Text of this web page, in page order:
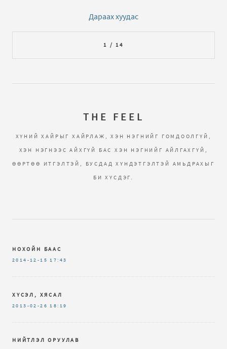
Дараах хуудас
1 / 14
THE FEEL
ХҮНИЙ ХАЙРЫГ ХАЙРЛАЖ, ХЭН НЭГНИЙГ ГОМДООЛГҮЙ,
ХЭН НЭГНЭЭС АЙХГҮЙ БАС ХЭН НЭГНИЙГ АЙЛГАХГҮЙ,
ӨӨРТӨӨ ИТГЭЛТЭЙ, БУСДАД ХҮНДЭТГЭЛТЭЙ АМЬДРАХЫГ
БИ ХҮСДЭГ.
НОХОЙН БААС
2014-12-15 17:43
ХҮСЭЛ, ХЯСАЛ
2013-02-26 18:19
НИЙТЛЭЛ ОРУУЛАВ